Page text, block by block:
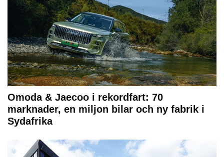
Omoda & Jaecoo i rekordfart: 70
marknader, en miljon bilar och ny fabrik i
Sydafrika